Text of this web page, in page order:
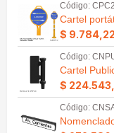
Código:
Cartel
$ 9.784,22
Código:
Cartel
$
Código: